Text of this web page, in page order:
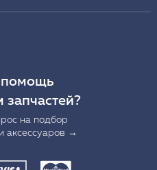
на подбор
аксессуаров →